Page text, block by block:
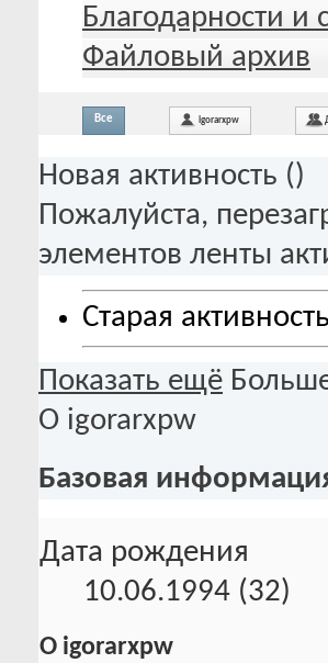
Благодарности и
Файловый архив
Все igorarxpw
Новая активность ()
Пожалуйста,
элементов ленты
Старая активность
Показать ещё
О igorarxpw
Базовая
Дата рождения
10.06.1994 (32)
О igorarxpw